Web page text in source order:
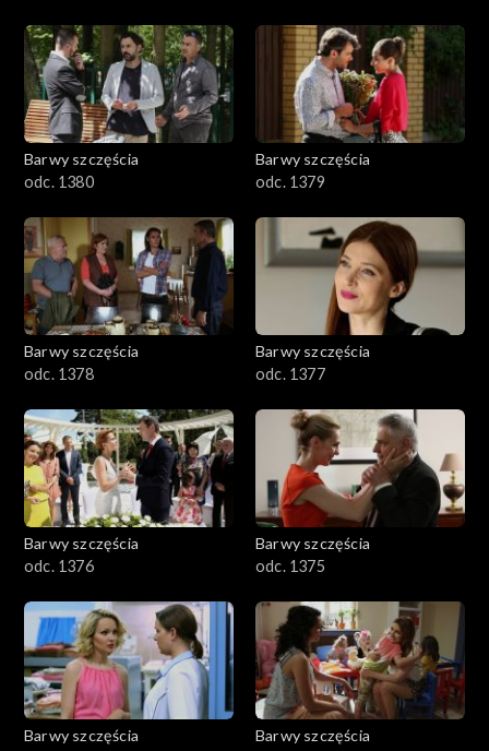
Barwy szczęścia
odc. 1380
Barwy szczęścia
odc. 1379
Barwy szczęścia
odc. 1378
Barwy szczęścia
odc. 1377
Barwy szczęścia
odc. 1376
Barwy szczęścia
odc. 1375
Barwy szczęścia
Barwy szczęścia